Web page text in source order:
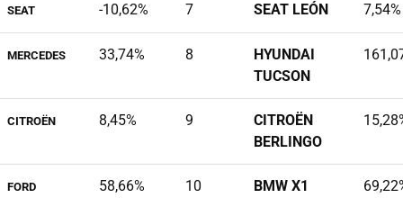
SEAT -10,62% 7 SEAT LEÓN 7,54%
MERCEDES 33,74% 8
HYUNDAI
TUCSON
CITROËN 8,45% 9
CITROËN
BERLINGO
FORD 58,66% 10 BMW X1